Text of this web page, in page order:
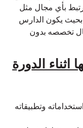
بأي مجال مثل
بحيث يكون الدارس
تخصصه بدون
الدورة
وتطبيقاته